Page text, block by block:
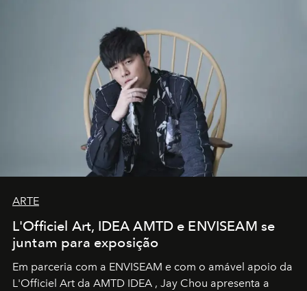
ARTE
L'Officiel Art, IDEA AMTD e ENVISEAM se
juntam para exposição
Em parceria com a ENVISEAM e com o amável apoio da
L'Officiel Art da AMTD IDEA , Jay Chou apresenta a